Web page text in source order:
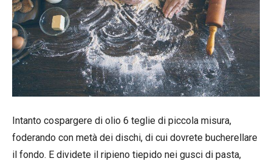
Intanto cospargere di olio 6 teglie di piccola misura,
foderando con metà dei dischi, di cui dovrete bucherellare
il fondo. E dividete il ripieno tiepido nei gusci di pasta,